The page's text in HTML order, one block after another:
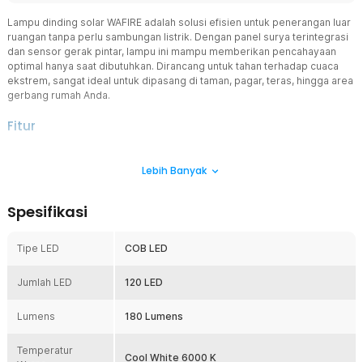
Lampu dinding solar WAFIRE adalah solusi efisien untuk penerangan luar
ruangan tanpa perlu sambungan listrik. Dengan panel surya terintegrasi
dan sensor gerak pintar, lampu ini mampu memberikan pencahayaan
optimal hanya saat dibutuhkan. Dirancang untuk tahan terhadap cuaca
ekstrem, sangat ideal untuk dipasang di taman, pagar, teras, hingga area
gerbang rumah Anda.
Fitur
Lampu ini mengandalkan tenaga matahari sebagai sumber dayanya,
mengubahnya menjadi energi yang disimpan dalam baterai internal.
ruangan.
Ditenagai oleh 120 buah lampu LED berkualitas tinggi, lampu ini
sumber listrik utama. Cocok untuk area yang membutuhkan
Lebih Banyak
Spesifikasi
Tipe LED COB LED
Jumlah LED 120 LED
Lumens 180 Lumens
Temperatur
Cool White 6000 K